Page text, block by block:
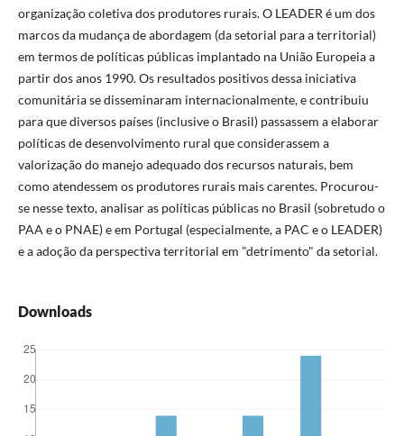
organização coletiva dos produtores rurais. O LEADER é um dos
marcos da mudança de abordagem (da setorial para a territorial)
em termos de políticas públicas implantado na União Europeia a
partir dos anos 1990. Os resultados positivos dessa iniciativa
comunitária se disseminaram internacionalmente, e contribuiu
para que diversos países (inclusive o Brasil) passassem a elaborar
políticas de desenvolvimento rural que considerassem a
valorização do manejo adequado dos recursos naturais, bem
como atendessem os produtores rurais mais carentes. Procurou-
se nesse texto, analisar as políticas públicas no Brasil (sobretudo o
PAA e o PNAE) e em Portugal (especialmente, a PAC e o LEADER)
e a adoção da perspectiva territorial em "detrimento" da setorial.
Downloads